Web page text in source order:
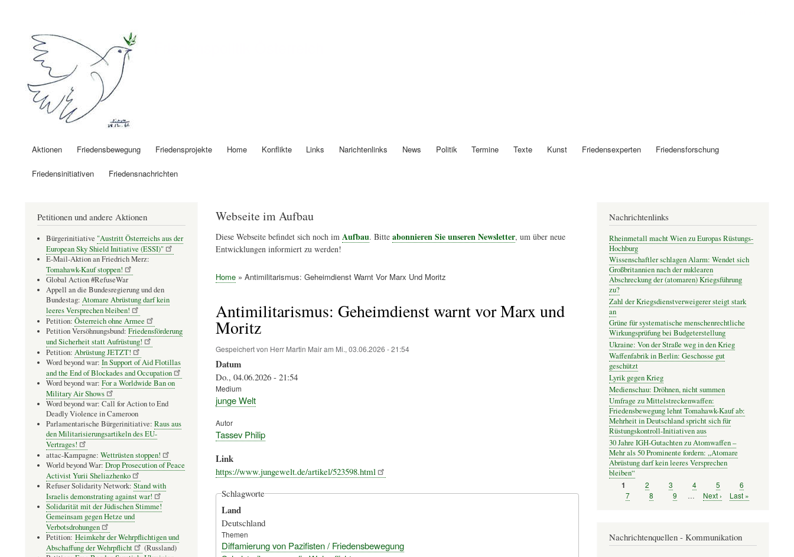
Hauptnavigation
Aktionen Friedensbewegung Friedensprojekte Home Konflikte Links Narichtenlinks News Politik Termine Texte Kunst Friedensexperten Friedensforschung
Friedensinitiativen Friedensnachrichten
Webseite im Aufbau
Diese Webseite befindet sich noch im Aufbau. Bitte abonnieren Sie unseren Newsletter, um über neue
Entwicklungen informiert zu werden!
Home Antimilitarismus: Geheimdienst Warnt Vor Marx Und Moritz
Antimilitarismus: Geheimdienst warnt vor Marx und
Moritz
Gespeichert von Herr Martin Mairam Mi., 03.06.2026 - 21:54
Datum
Do., 04.06.2026 - 21:54
Medium
junge Welt
Autor
Tassev Philip
Link
https://www.jungewelt.de/artikel/523598.html
Schlagworte
Land
Deutschland
Themen
Diffamierung von Pazifisten / Friedensbewegung
Petitionen und andere Aktionen
Bürgerinitiative "Austritt Österreichs aus der
European Sky Shield Initiative (ESSI)"
E-Mail-Aktion an Friedrich Merz:
Tomahawk-Kauf stoppen!
Global Action #RefuseWar
Appell an die Bundesregierung und den
Bundestag: Atomare Abrüstung darf kein
leeres Versprechen bleiben!
Petition: Österreich ohne Armee
Petition Versöhnungsbund: Friedensförderung
und Sicherheit statt Aufrüstung!
Petition: Abrüstung JETZT!
Word beyond war: In Support of Aid Flotillas
and the End of Blockades and Occupation
Word beyond war: For a Worldwide Ban on
Military Air Shows
Word beyond war: Call for Action to End
Deadly Violence in Cameroon
Parlamentarische Bürgerinitiative: Raus aus
den Militarisierungsartikeln des EU-
Vertrages!
attac-Kampagne: Wettrüsten stoppen!
World beyond War: Drop Prosecution of Peace
Activist Yurii Sheliazhenko
Refuser Solidarity Network: Stand with
Israelis demonstrating against war!
Solidarität mit der Jüdischen Stimme!
Gemeinsam gegen Hetze und
Verbotsdrohungen
Petition: Heimkehr der Wehrpflichtigen und
Abschaffung der Wehrpflicht
(Russland)
Nachrichtenlinks
Rheinmetall macht Wien zu Europas Rüstungs-
Hochburg
Wissenschaftler schlagen Alarm: Wendet sich
Großbritannien nach der nuklearen
Abschreckung der (atomaren) Kriegsführung
zu?
Zahl der Kriegsdienstverweigerer steigt stark
an
Grüne für systematische menschenrechtliche
Wirkungsprüfung bei Budgeterstellung
Ukraine: Von der Straße weg in den Krieg
Waffenfabrik in Berlin: Geschosse gut
geschützt
Lyrik gegen Krieg
Medienschau: Dröhnen, nicht summen
Umfrage zu Mittelstreckenwaffen:
Friedensbewegung lehnt Tomahawk-Kauf ab:
Mehrheit in Deutschland spricht sich für
Rüstungskontroll-Initiativen aus
30 Jahre IGH-Gutachten zu Atomwaffen –
Mehr als 50 Prominente fordern: „Atomare
Abrüstung darf kein leeres Versprechen
bleiben“
Seitennummerierung
Seite
1 Seite
2 Seite
3 Seite
4 Seite
5 Seite
6
Seite
7 Seite
8 Seite
9 …
Nächste
Next ›
Letzte
Last »
Nachrichtenquellen - Kommunikation